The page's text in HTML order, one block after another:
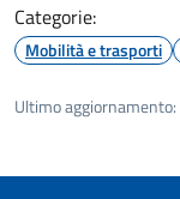
Categorie:
Mobilità e trasporti
Ultimo aggiornamento: